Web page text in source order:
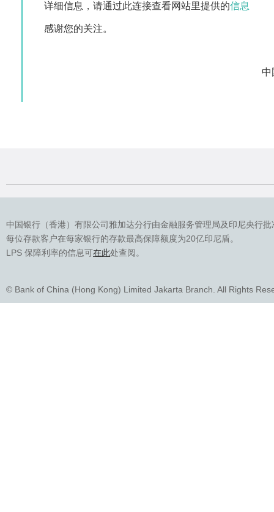
详细信息，请通过此连接查看网站里提供的信息
感谢您的关注。
中
中国银行（香港）有限公司雅加达分行由金融服务管理局及印尼央行
每位存款客户在每家银行的存款最高保障额度为20亿印尼盾。
LPS 保障利率的信息可在此处查阅。
© Bank of China (Hong Kong) Limited Jakarta Branch. All Rights